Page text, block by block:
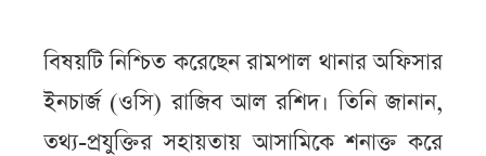
বিষয়টি নিশ্চিত করেছেন রামপাল থানার অফিসার
ইনচার্জ (ওসি) রাজিব আল রশিদ। তিনি জানান,
তথ্য-প্রযুক্তির সহায়তায় আসামিকে শনাক্ত করে